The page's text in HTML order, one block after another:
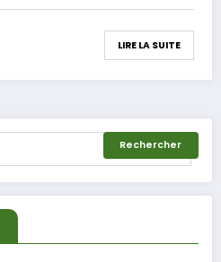
LIRE LA SUITE